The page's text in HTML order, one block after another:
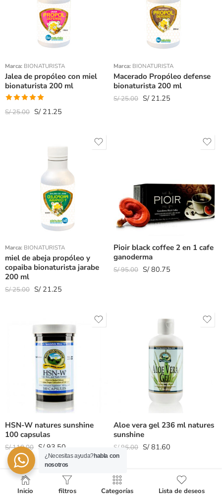
Marca: BIONATURISTA
Jalea de propóleo con miel
bionaturista 200 ml
Valorado
S/25.00 S/21.25
Marca: BIONATURISTA
Macerado Propóleo defense
bionaturista 200 ml
S/25.00 S/21.25
Marca: BIONATURISTA
miel de abeja propóleo y
copaiba bionaturista jarabe
200 ml
S/25.00 S/21.25
Pioir black coffee 2 en 1 cafe
ganoderma
S/95.00 S/80.75
HSN-W natures sunshine
100 capsulas
S/110.00 S/93.50
Aloe vera gel 236 ml natures
sunshine
S/96.00 S/81.60
Inicio filtros Categorías Lista de deseos
¿Necesitas ayuda?habla con
nosotros